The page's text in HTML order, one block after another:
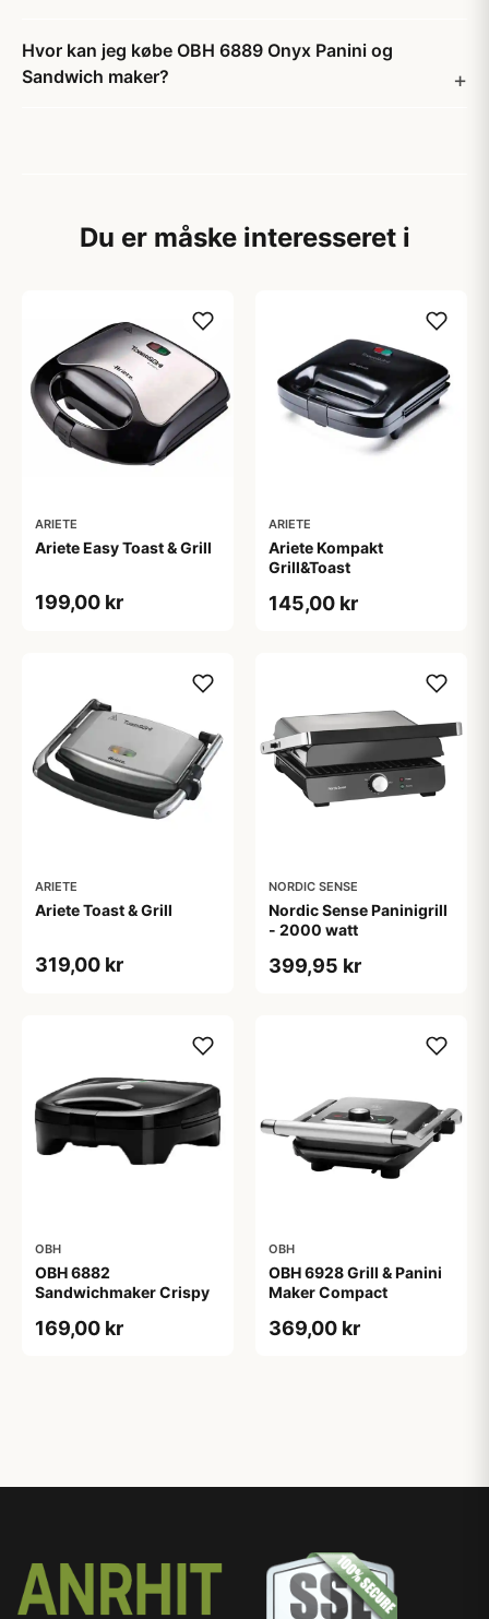
Hvor kan jeg købe OBH 6889 Onyx Panini og
Sandwich maker?
Du er måske interesseret i
ARIETE
Ariete Easy Toast & Grill
199,00 kr
ARIETE
Ariete Kompakt
Grill&Toast
145,00 kr
ARIETE
Ariete Toast & Grill
319,00 kr
NORDIC SENSE
Nordic Sense Paninigrill
- 2000 watt
399,95 kr
OBH
OBH 6882
Sandwichmaker Crispy
169,00 kr
OBH
OBH 6928 Grill & Panini
Maker Compact
369,00 kr